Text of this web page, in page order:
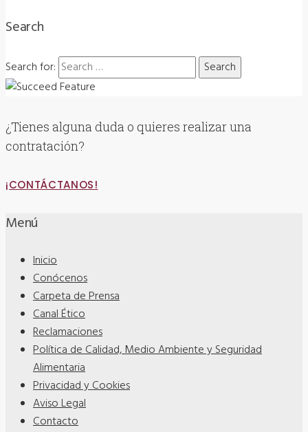
Search
Search for:
¿Tienes alguna duda o quieres realizar una
contratación?
¡CONTÁCTANOS!
Menú
Inicio
Conócenos
Carpeta de Prensa
Canal Ético
Reclamaciones
Política de Calidad, Medio Ambiente y Seguridad
Alimentaria
Privacidad y Cookies
Aviso Legal
Contacto